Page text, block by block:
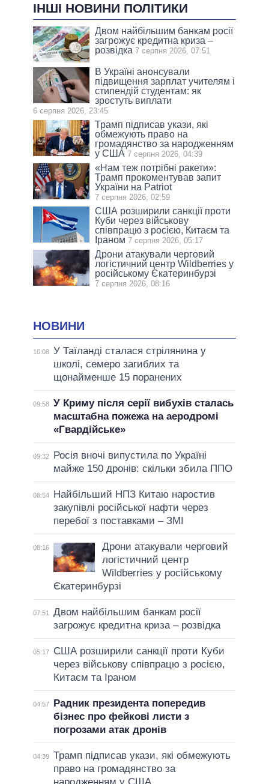
ІНШІ НОВИНИ ПОЛІТИКИ
Двом найбільшим банкам росії
загрожує кредитна криза –
розвідка 7 серпня 2026, 07:51
В Україні анонсували
підвищення зарплат учителям і
стипендій студентам: як
зростуть виплати
6 серпня 2026, 23:45
Трамп підписав укази, які
обмежують право на
громадянство за народженням
у США 7 серпня 2026, 04:39
«Нам теж потрібні ракети»:
Трамп прокоментував запит
України на Patriot
7 серпня 2026, 02:59
США розширили санкції проти
Куби через військову
співпрацю з росією, Китаєм та
Іраном 7 серпня 2026, 05:17
Дрони атакували черговий
логістичний центр Wildberries у
російському Єкатеринбурзі
7 серпня 2026, 08:16
НОВИНИ
10:08 У Таїланді сталася стрілянина у
школі, семеро загиблих та
щонайменше 15 поранених
09:58 У Криму після серії вибухів сталась
масштабна пожежа на аеродромі
«Гвардійське»
09:32
Росія вночі випустила по Україні
майже 150 дронів: скільки збила ППО
08:54
Найбільший НПЗ Китаю наростив
закупівлі російської нафти через
перебої з поставками – ЗМІ
08:16
Дрони атакували черговий
логістичний центр
Wildberries у російському
Єкатеринбурзі
07:51
Двом найбільшим банкам росії
загрожує кредитна криза – розвідка
05:17
США розширили санкції проти Куби
через військову співпрацю з росією,
Китаєм та Іраном
04:57
Радник президента попередив
бізнес про фейкові листи з
погрозами атак дронів
04:39 Трамп підписав укази, які обмежують
право на громадянство за
народженням у США